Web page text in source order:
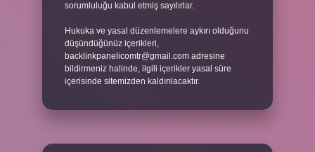
sorumluluğu kabul etmiş sayılırlar.
Hukuka ve yasal düzenlemelere aykırı olduğunu
düşündüğünüz içerikleri,
backlinkpanelicomtr@gmail.com adresine
bildirmeniz halinde, ilgili içerikler yasal süre
içerisinde sitemizden kaldırılacaktır.